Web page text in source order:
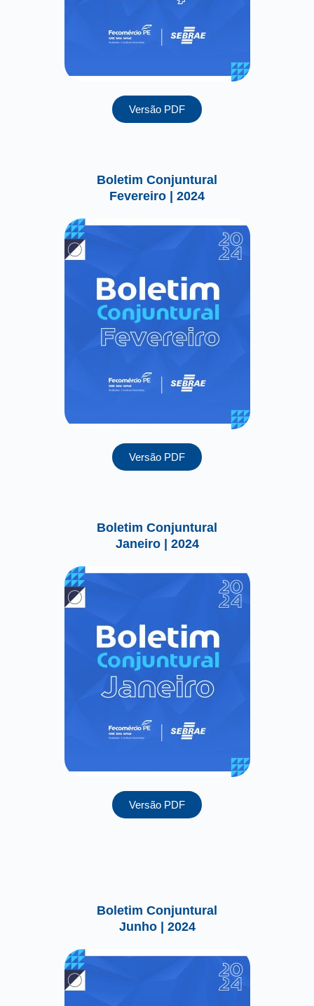
Versão PDF
Boletim Conjuntural
Fevereiro | 2024
Versão PDF
Boletim Conjuntural
Janeiro | 2024
Versão PDF
Boletim Conjuntural
Junho | 2024